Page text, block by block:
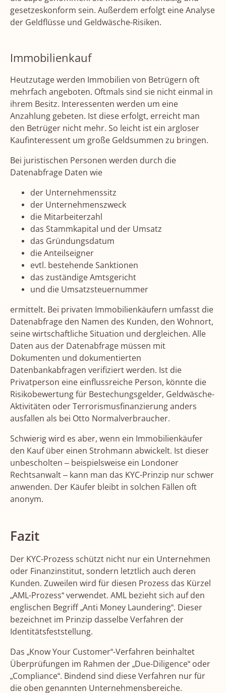
gesetzeskonform sein. Außerdem erfolgt eine Analyse
der Geldflüsse und Geldwäsche-Risiken.
Immobilienkauf
Heutzutage werden Immobilien von Betrügern oft
mehrfach angeboten. Oftmals sind sie nicht einmal in
ihrem Besitz. Interessenten werden um eine
Anzahlung gebeten. Ist diese erfolgt, erreicht man
den Betrüger nicht mehr. So leicht ist ein argloser
Kaufinteressent um große Geldsummen zu bringen.
Bei juristischen Personen werden durch die
Datenabfrage Daten wie
der Unternehmenssitz
der Unternehmenszweck
die Mitarbeiterzahl
das Stammkapital und der Umsatz
das Gründungsdatum
die Anteilseigner
evtl. bestehende Sanktionen
das zuständige Amtsgericht
und die Umsatzsteuernummer
ermittelt. Bei privaten Immobilienkäufern umfasst die
Datenabfrage den Namen des Kunden, den Wohnort,
seine wirtschaftliche Situation und dergleichen. Alle
Daten aus der Datenabfrage müssen mit
Dokumenten und dokumentierten
Datenbankabfragen verifiziert werden. Ist die
Privatperson eine einflussreiche Person, könnte die
Risikobewertung für Bestechungsgelder, Geldwäsche-
Aktivitäten oder Terrorismusfinanzierung anders
ausfallen als bei Otto Normalverbraucher.
Schwierig wird es aber, wenn ein Immobilienkäufer
den Kauf über einen Strohmann abwickelt. Ist dieser
unbescholten – beispielsweise ein Londoner
Rechtsanwalt – kann man das KYC-Prinzip nur schwer
anwenden. Der Käufer bleibt in solchen Fällen oft
anonym.
Fazit
Der KYC-Prozess schützt nicht nur ein Unternehmen
oder Finanzinstitut, sondern letztlich auch deren
Kunden. Zuweilen wird für diesen Prozess das Kürzel
„AML-Prozess“ verwendet. AML bezieht sich auf den
englischen Begriff „Anti Money Laundering“. Dieser
bezeichnet im Prinzip dasselbe Verfahren der
Identitätsfeststellung.
Das „Know Your Customer“-Verfahren beinhaltet
Überprüfungen im Rahmen der „Due-Diligence“ oder
„Compliance“. Bindend sind diese Verfahren nur für
die oben genannten Unternehmensbereiche.